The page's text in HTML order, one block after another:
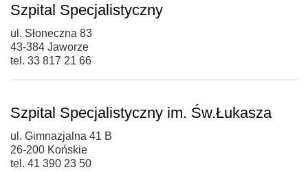
Szpital Specjalistyczny
ul. Słoneczna 83
43-384 Jaworze
tel. 33 817 21 66
Szpital Specjalistyczny im. Św.Łukasza
ul. Gimnazjalna 41 B
26-200 Końskie
tel. 41 390 23 50